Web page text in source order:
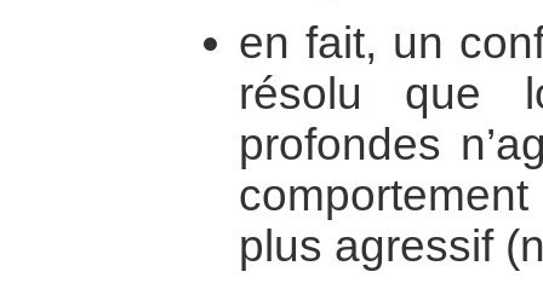
en fait, un
résolu que
profondes
plus agressif